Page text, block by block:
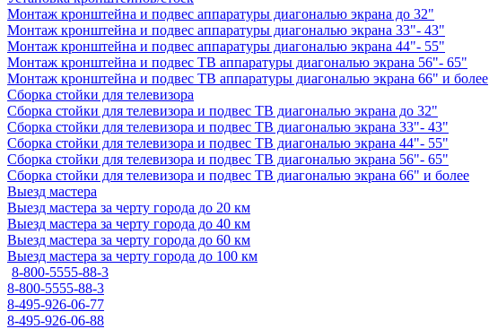
Монтаж кронштейна и подвес аппаратуры диагональю экрана до 32"
Монтаж кронштейна и подвес аппаратуры диагональю экрана 33"- 43"
Монтаж кронштейна и подвес аппаратуры диагональю экрана 44"- 55"
Монтаж кронштейна и подвес ТВ аппаратуры диагональю экрана 56"- 65"
Монтаж кронштейна и подвес ТВ аппаратуры диагональю экрана 66" и более
Сборка стойки для телевизора
Сборка стойки для телевизора и подвес ТВ диагональю экрана до 32"
Сборка стойки для телевизора и подвес ТВ диагональю экрана 33"- 43"
Сборка стойки для телевизора и подвес ТВ диагональю экрана 44"- 55"
Сборка стойки для телевизора и подвес ТВ диагональю экрана 56"- 65"
Сборка стойки для телевизора и подвес ТВ диагональю экрана 66" и более
Выезд мастера
Выезд мастера за черту города до 20 км
Выезд мастера за черту города до 40 км
Выезд мастера за черту города до 60 км
Выезд мастера за черту города до 100 км
8-800-5555-88-3
8-800-5555-88-3
8-495-926-06-77
8-495-926-06-88